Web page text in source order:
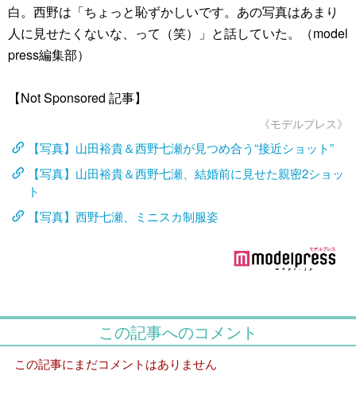
白。西野は「ちょっと恥ずかしいです。あの写真はあまり
人に見せたくないな、って（笑）」と話していた。（model
press編集部）
【Not Sponsored 記事】
《モデルプレス》
【写真】山田裕貴＆西野七瀬が見つめ合う“接近ショット”
【写真】山田裕貴＆西野七瀬、結婚前に見せた親密2ショッ
ト
【写真】西野七瀬、ミニスカ制服姿